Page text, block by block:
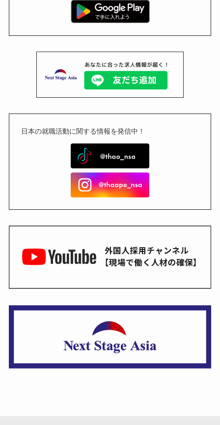
日本の就職活動に関する情報を発信中！